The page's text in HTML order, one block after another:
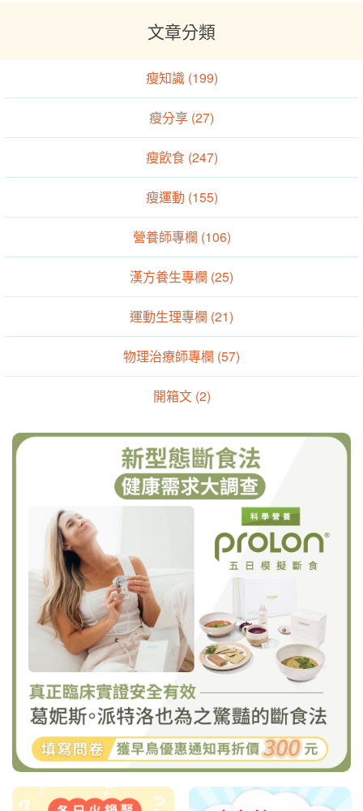
文章分類
瘦知識 (199)
瘦分享 (27)
瘦飲食 (247)
瘦運動 (155)
營養師專欄 (106)
漢方養生專欄 (25)
運動生理專欄 (21)
物理治療師專欄 (57)
開箱文 (2)